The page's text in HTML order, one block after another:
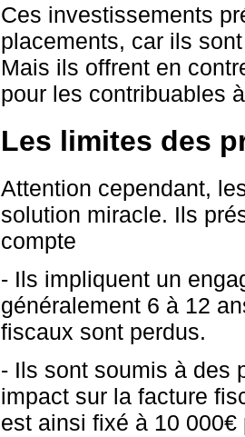
Ces investissements
placements, car ils
Mais ils offrent en
pour les contribuables
Les limites des
Attention cependant,
solution miracle. Ils
compte
- Ils impliquent un
généralement 6 à 12
fiscaux sont perdus.
- Ils sont soumis à des
impact sur la facture
est ainsi fixé à 10